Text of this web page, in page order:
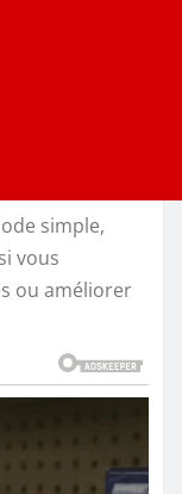
simple,
vous
ou améliorer